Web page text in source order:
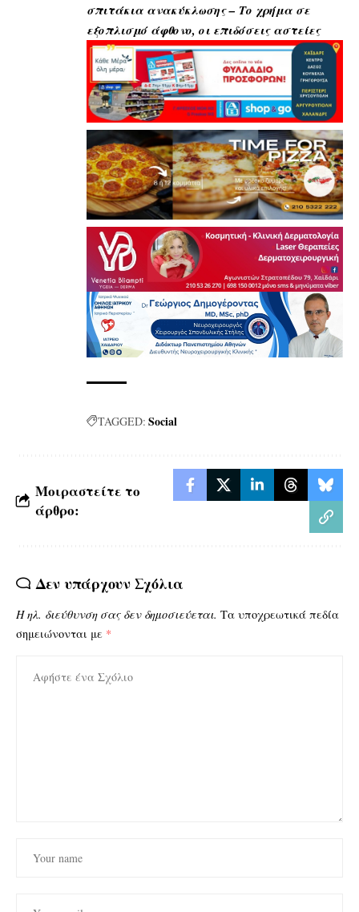
σπιτάκια ανακύκλωσης – Το χρήμα σε
εξοπλισμό άφθονο, οι επιδόσεις αστείες
TAGGED: Social
Μοιραστείτε το
άρθρο:
Δεν υπάρχουν Σχόλια
Η ηλ. διεύθυνση σας δεν δημοσιεύεται. Τα υποχρεωτικά πεδία
σημειώνονται με *